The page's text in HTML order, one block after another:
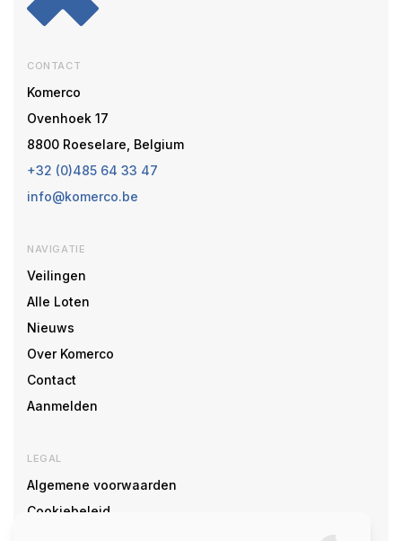
CONTACT
Komerco
Ovenhoek 17
8800 Roeselare, Belgium
+32 (0)485 64 33 47
info@komerco.be
NAVIGATIE
Veilingen
Alle Loten
Nieuws
Over Komerco
Contact
Aanmelden
LEGAL
Algemene voorwaarden
Cookiebeleid